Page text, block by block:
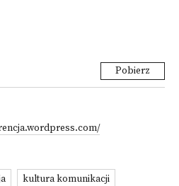
Pobierz
kultura komunikacji